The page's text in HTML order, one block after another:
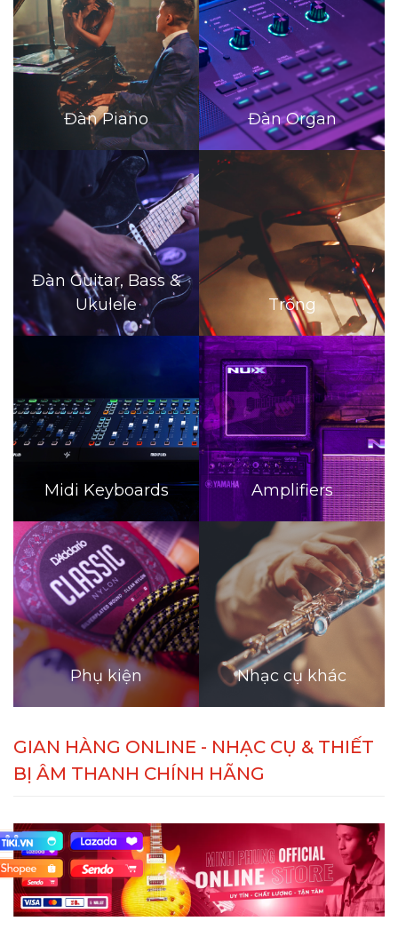
Đàn Piano Đàn Organ
Đàn Guitar, Bass &
Ukulele
Trống
Midi Keyboards Amplifiers
Phụ kiện Nhạc cụ khác
GIAN HÀNG ONLINE - NHẠC CỤ & THIẾT
BỊ ÂM THANH CHÍNH HÃNG